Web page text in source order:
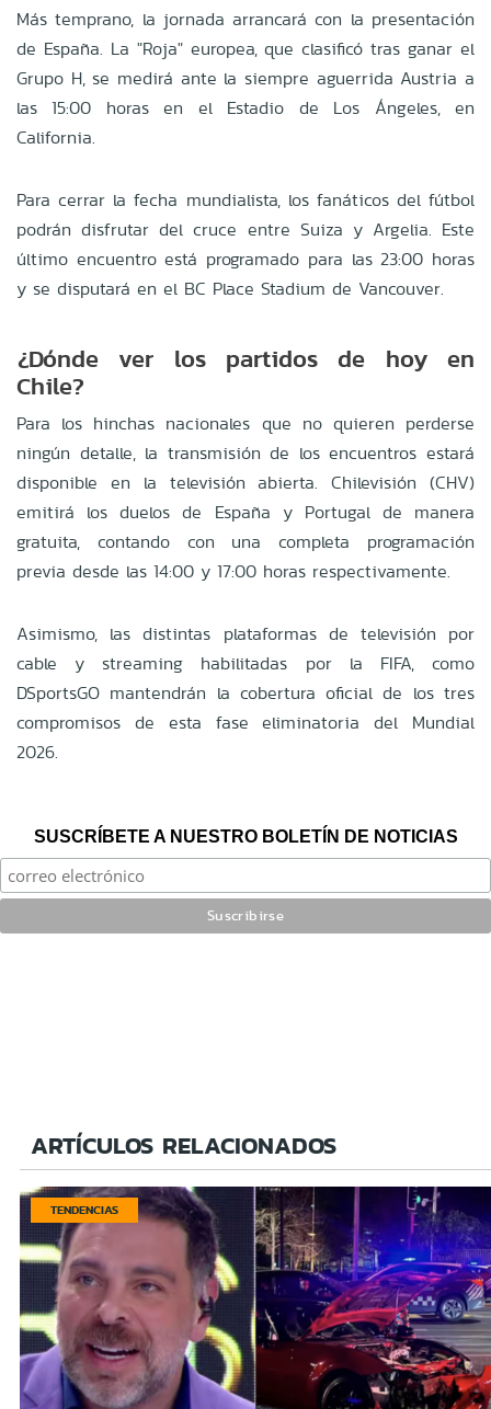
Más temprano, la jornada arrancará con la presentación
de España. La "Roja" europea, que clasificó tras ganar el
Grupo H, se medirá ante la siempre aguerrida Austria a
las 15:00 horas en el Estadio de Los Ángeles, en
California.
Para cerrar la fecha mundialista, los fanáticos del fútbol
podrán disfrutar del cruce entre Suiza y Argelia. Este
último encuentro está programado para las 23:00 horas
y se disputará en el BC Place Stadium de Vancouver.
¿Dónde ver los partidos de hoy en
Chile?
Para los hinchas nacionales que no quieren perderse
ningún detalle, la transmisión de los encuentros estará
disponible en la televisión abierta. Chilevisión (CHV)
emitirá los duelos de España y Portugal de manera
gratuita, contando con una completa programación
previa desde las 14:00 y 17:00 horas respectivamente.
Asimismo, las distintas plataformas de televisión por
cable y streaming habilitadas por la FIFA, como
DSportsGO mantendrán la cobertura oficial de los tres
compromisos de esta fase eliminatoria del Mundial
2026.
SUSCRÍBETE A NUESTRO BOLETÍN DE NOTICIAS
ARTÍCULOS RELACIONADOS
TENDENCIAS